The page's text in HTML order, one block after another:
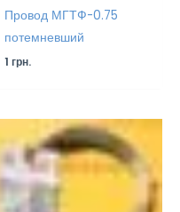
Провод МГТФ-0.75
потемневший
1грн.